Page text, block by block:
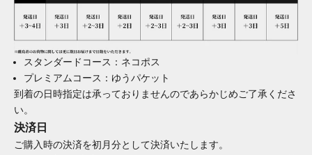
スタンダードコース：ネコポス
プレミアムコース：ゆうパケット
到着の日時指定は承っておりませんのであらかじめご了承くださ
い。
決済日
ご購入時の決済を初月分として決済いたします。